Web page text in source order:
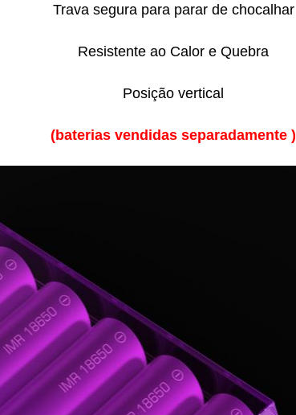
Trava segura para parar de chocalhar
Resistente ao Calor e Quebra
Posição vertical
(baterias vendidas separadamente )